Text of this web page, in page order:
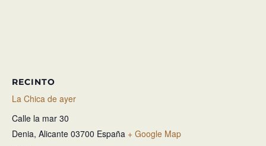
RECINTO
La Chica de ayer
Calle la mar 30
Denia, Alicante 03700 España + Google Map